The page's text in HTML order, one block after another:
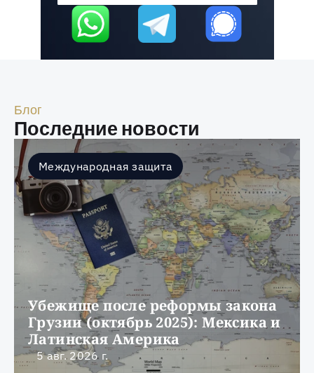
Блог
Последние новости
Международная защита
Убежище после реформы закона
Грузии (октябрь 2025): Мексика и
Латинская Америка
5 авг. 2026 г.